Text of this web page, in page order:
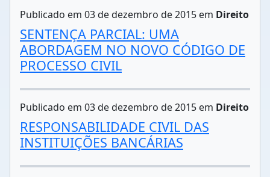
Publicado em 03 de dezembro de 2015 em Direito
SENTENÇA PARCIAL: UMA
ABORDAGEM NO NOVO CÓDIGO DE
PROCESSO CIVIL
Publicado em 03 de dezembro de 2015 em Direito
RESPONSABILIDADE CIVIL DAS
INSTITUIÇÕES BANCÁRIAS